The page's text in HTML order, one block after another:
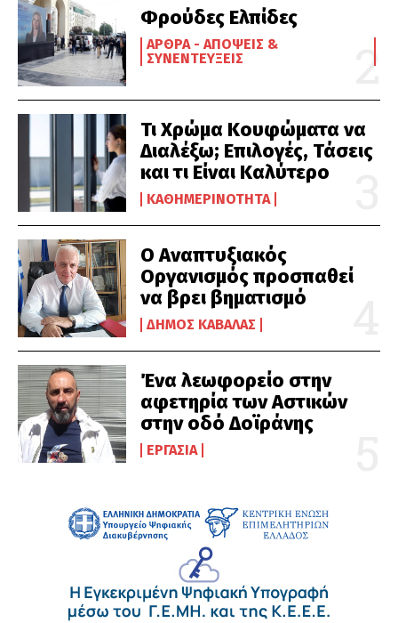
Φρούδες Ελπίδες
ΆΡΘΡΑ - ΑΠΌΨΕΙΣ &
ΣΥΝΕΝΤΕΎΞΕΙΣ
Τι Χρώμα Κουφώματα να
Διαλέξω; Επιλογές, Τάσεις
και τι Είναι Καλύτερο
ΚΑΘΗΜΕΡΙΝΌΤΗΤΑ
Ο Αναπτυξιακός
Οργανισμός προσπαθεί
να βρει βηματισμό
ΔΉΜΟΣ ΚΑΒΆΛΑΣ
Ένα λεωφορείο στην
αφετηρία των Αστικών
στην οδό Δοϊράνης
ΕΡΓΑΣΊΑ